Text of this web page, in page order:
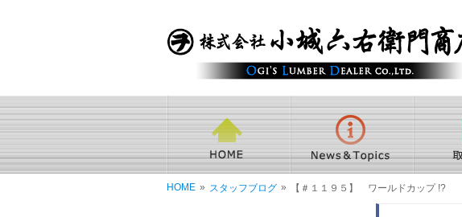
HOME » スタッフブログ » 【＃１１９５】 ワールドカップ !?